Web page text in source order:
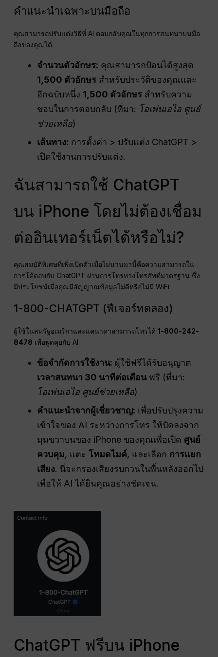
คำแนะนำเฉพาะบนมือถือ
คุณสามารถปรับแต่งวิธีที่ AI ตอบกลับคุณในทุกการสนทนาบนมือ
ถือของคุณได้.
จำนวนตัวอักษร: คุณสามารถป้อนได้สูงสุด
1,500 ตัวอักษร สำหรับประวัติของคุณและ
อีกฉบับหนึ่ง 1,500 ตัวอักษร สำหรับความ
ชอบในการตอบกลับ (ที่มา: โอเพ่นเอไอ ศูนย์
ช่วยเหลือ)
เส้นทาง: การตั้งค่า > ปรับแต่ง ChatGPT >
เปิดใช้งานการปรับแต่ง.
ฉันสามารถใช้ ChatGPT
บน iPhone โดยไม่ต้องเชื่อม
ต่ออินเทอร์เน็ตได้หรือไม่?
คุณสมบัติพิเศษที่เพิ่งเปิดตัวเมื่อไม่นานมานี้คือความสามารถใน
การโต้ตอบกับ ChatGPT ผ่านการโทรทางโทรศัพท์มาตรฐาน ซึ่ง
มีประโยชน์เมื่อคุณมีสัญญาณข้อมูลไม่ดีหรือไม่มี WiFi.
1-800-CHATGPT (ฟีเจอร์ทดลอง)
ผู้ใช้ในสหรัฐอเมริกาและแคนาดาสามารถโทรได้1-800-242-
8478 เพื่อพูดคุยกับ AI.
ข้อจำกัดการใช้งาน: ผู้ใช้ฟรีได้รับอนุญาต
เวลาสนทนา 30 นาทีต่อเดือนฟรี (ที่มา:
โอเพ่นเอไอ ศูนย์ช่วยเหลือ)
คำแนะนำจากผู้เชี่ยวชาญ: เพื่อปรับปรุงความ
เข้าใจของ AI ระหว่างการโทร ให้ปัดลงจาก
มุมขวาบนของ iPhone ของคุณเพื่อเปิด ศูนย์
ควบคุม, แตะโหมดไมค์, และเลือก การแยก
เสียง. นี่จะกรองเสียงรบกวนในพื้นหลังออกไป
เพื่อให้ AI ได้ยินคุณอย่างชัดเจน.
ChatGPT ฟรีบน iPhone